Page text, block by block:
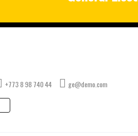
+773 8 98 740 44 ge@demo.com